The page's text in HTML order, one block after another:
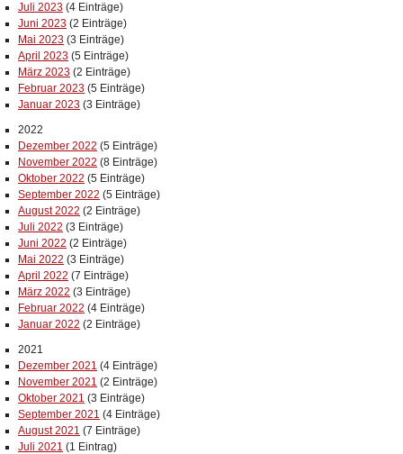
Juli 2023 (4 Einträge)
Juni 2023 (2 Einträge)
Mai 2023 (3 Einträge)
April 2023 (5 Einträge)
März 2023 (2 Einträge)
Februar 2023 (5 Einträge)
Januar 2023 (3 Einträge)
2022
Dezember 2022 (5 Einträge)
November 2022 (8 Einträge)
Oktober 2022 (5 Einträge)
September 2022 (5 Einträge)
August 2022 (2 Einträge)
Juli 2022 (3 Einträge)
Juni 2022 (2 Einträge)
Mai 2022 (3 Einträge)
April 2022 (7 Einträge)
März 2022 (3 Einträge)
Februar 2022 (4 Einträge)
Januar 2022 (2 Einträge)
2021
Dezember 2021 (4 Einträge)
November 2021 (2 Einträge)
Oktober 2021 (3 Einträge)
September 2021 (4 Einträge)
August 2021 (7 Einträge)
Juli 2021 (1 Eintrag)